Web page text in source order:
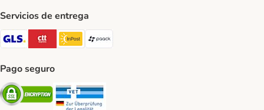
Servicios de entrega
GLS Shipping Method
CTTExpress Shipping Method
InPost Shipping Method
paack Shipping Method
Pago seguro
Security